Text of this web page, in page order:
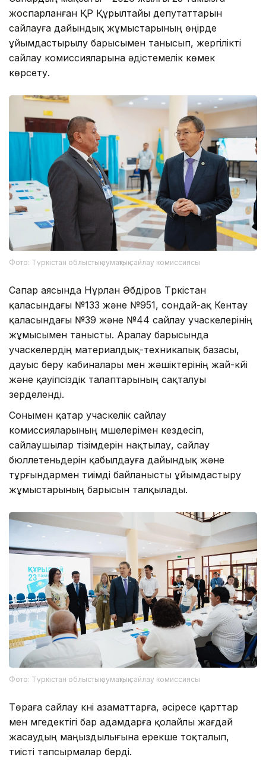
жоспарланған ҚР Құрылтайы депутаттарын
сайлауға дайындық жұмыстарының өңірде
ұйымдастырылу барысымен танысып, жергілікті
сайлау комиссияларына әдістемелік көмек
көрсету.
Фото: Түркістан облыстық аумақтық сайлау комиссиясы
Сапар аясында Нұрлан Әбдіров Түркістан
қаласындағы №133 және №951, сондай-ақ Кентау
қаласындағы №39 және №44 сайлау учаскелерінің
жұмысымен танысты. Аралау барысында
учаскелердің материалдық-техникалық базасы,
дауыс беру кабиналары мен жәшіктерінің жай-күйі
және қауіпсіздік талаптарының сақталуы
зерделенді.
Сонымен қатар учаскелік сайлау
комиссияларының мүшелерімен кездесіп,
сайлаушылар тізімдерін нақтылау, сайлау
бюллетеньдерін қабылдауға дайындық және
тұрғындармен тиімді байланысты ұйымдастыру
жұмыстарының барысын талқылады.
Фото: Түркістан облыстық аумақтық сайлау комиссиясы
Төраға сайлау күні азаматтарға, әсіресе қарттар
мен мүгедектігі бар адамдарға қолайлы жағдай
жасаудың маңыздылығына ерекше тоқталып,
тиісті тапсырмалар берді.